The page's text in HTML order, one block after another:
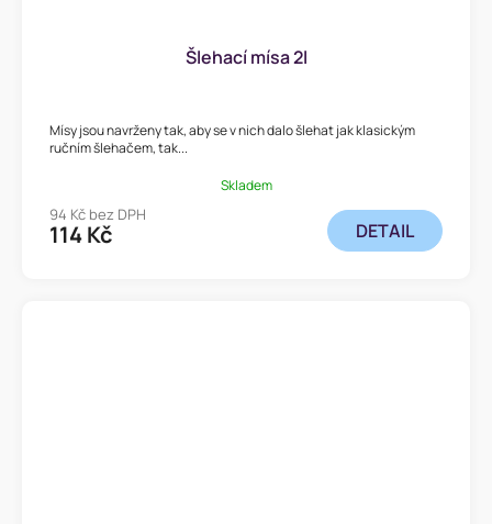
Šlehací mísa 2l
Mísy jsou navrženy tak, aby se v nich dalo šlehat jak klasickým
ručním šlehačem, tak...
Skladem
94 Kč bez DPH
114 Kč DETAIL